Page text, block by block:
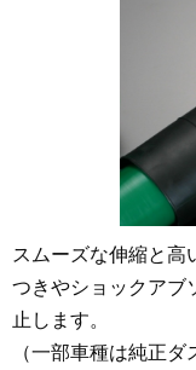
スムーズな伸縮と高
つきやショックアブ
止します。
（一部車種は純正ダ